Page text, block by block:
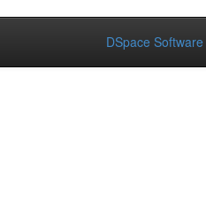
DSpace Software